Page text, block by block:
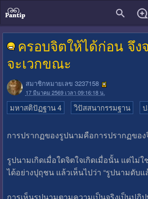
ครอบจิตให้ได้ก่อน จึง
จะเวกขณะ
สมาชิกหมายเลข 3237158
17 มีนาคม 2569 เวลา 09:16:18 น.
มหาสติปัฏฐาน 4 วิปัสสนากรรมฐาน
การปรากฏของรูปนามคือการปรากฏของ
รูปนามเกิดเมื่อใดจิตใจเกิดเมื่อนั้น แต่ไม่
ได้อย่างปุถุชน แล้วเห็นไปว่า “รูปนามดับแ
การเห็นรูปนามตามความเป็นจริงเป็นปฏิ